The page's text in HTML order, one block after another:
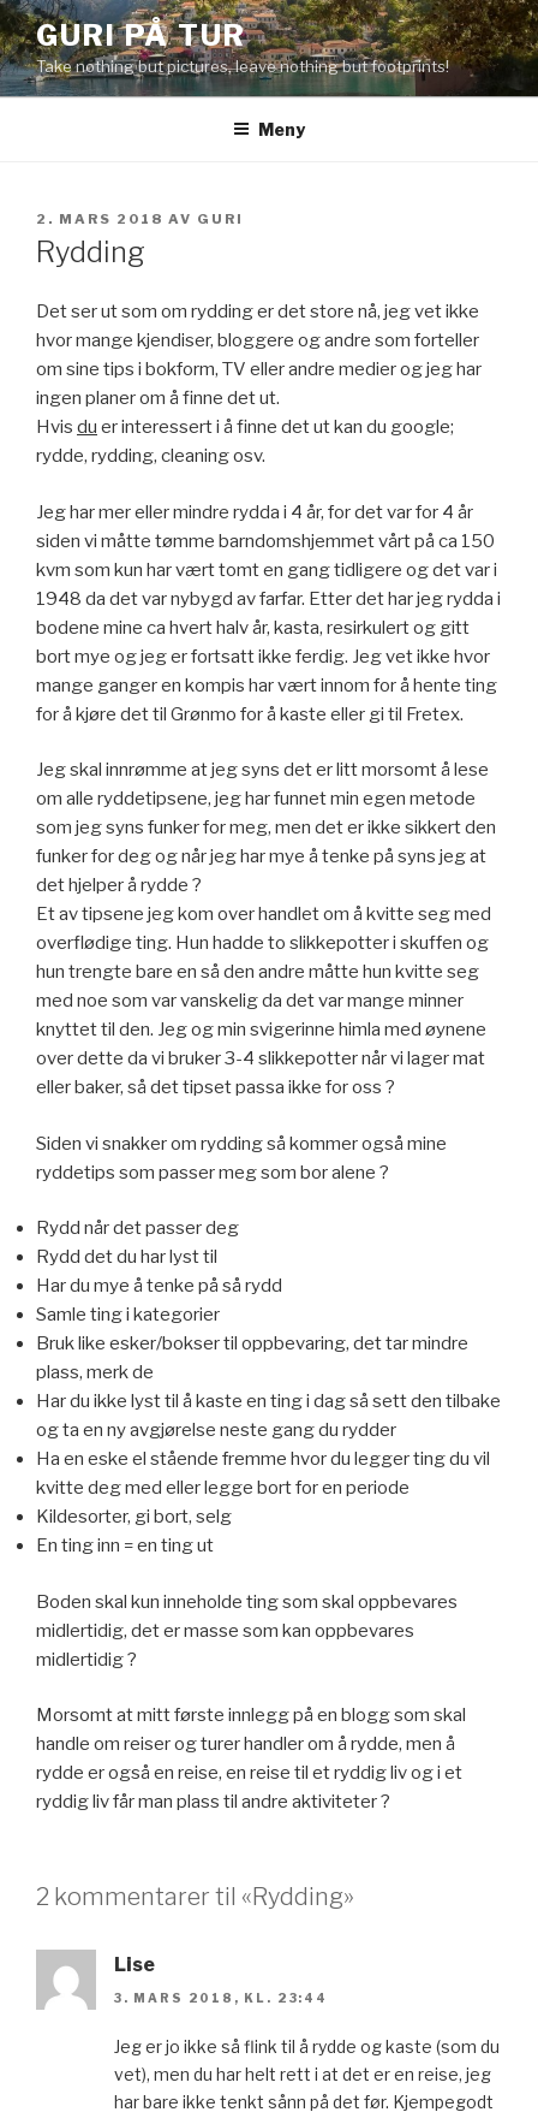
Gå
til
innhold
GURI PÅ TUR
Take nothing but pictures, leave nothing but footprints!
Meny
PUBLISERT
2. MARS 2018 AV GURI
Rydding
Det ser ut som om rydding er det store nå, jeg vet ikke
hvor mange kjendiser, bloggere og andre som forteller
om sine tips i bokform, TV eller andre medier og jeg har
ingen planer om å finne det ut.
Hvis du er interessert i å finne det ut kan du google;
rydde, rydding, cleaning osv.
Jeg har mer eller mindre rydda i 4 år, for det var for 4 år
siden vi måtte tømme barndomshjemmet vårt på ca 150
kvm som kun har vært tomt en gang tidligere og det var i
1948 da det var nybygd av farfar. Etter det har jeg rydda i
bodene mine ca hvert halv år, kasta, resirkulert og gitt
bort mye og jeg er fortsatt ikke ferdig. Jeg vet ikke hvor
mange ganger en kompis har vært innom for å hente ting
for å kjøre det til Grønmo for å kaste eller gi til Fretex.
Jeg skal innrømme at jeg syns det er litt morsomt å lese
om alle ryddetipsene, jeg har funnet min egen metode
som jeg syns funker for meg, men det er ikke sikkert den
funker for deg og når jeg har mye å tenke på syns jeg at
det hjelper å rydde ?
Et av tipsene jeg kom over handlet om å kvitte seg med
overflødige ting. Hun hadde to slikkepotter i skuffen og
hun trengte bare en så den andre måtte hun kvitte seg
med noe som var vanskelig da det var mange minner
knyttet til den. Jeg og min svigerinne himla med øynene
over dette da vi bruker 3-4 slikkepotter når vi lager mat
eller baker, så det tipset passa ikke for oss ?
Siden vi snakker om rydding så kommer også mine
ryddetips som passer meg som bor alene ?
Rydd når det passer deg
Rydd det du har lyst til
Har du mye å tenke på så rydd
Samle ting i kategorier
Bruk like esker/bokser til oppbevaring, det tar mindre
plass, merk de
Har du ikke lyst til å kaste en ting i dag så sett den tilbake
og ta en ny avgjørelse neste gang du rydder
Ha en eske el stående fremme hvor du legger ting du vil
kvitte deg med eller legge bort for en periode
Kildesorter, gi bort, selg
En ting inn = en ting ut
Boden skal kun inneholde ting som skal oppbevares
midlertidig, det er masse som kan oppbevares
midlertidig ?
Morsomt at mitt første innlegg på en blogg som skal
handle om reiser og turer handler om å rydde, men å
rydde er også en reise, en reise til et ryddig liv og i et
ryddig liv får man plass til andre aktiviteter ?
2 kommentarer til «Rydding»
Lise
3. MARS 2018, KL. 23:44
Jeg er jo ikke så flink til å rydde og kaste (som du
vet), men du har helt rett i at det er en reise, jeg
har bare ikke tenkt sånn på det før. Kjempegodt